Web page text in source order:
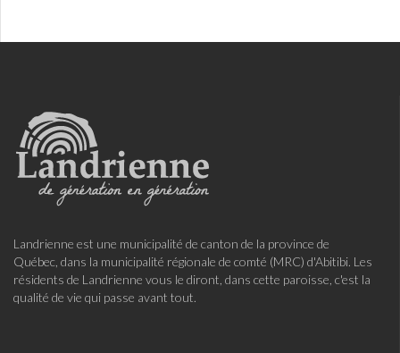
Landrienne est une municipalité de canton de la province de
Québec, dans la municipalité régionale de comté (MRC) d'Abitibi. Les
résidents de Landrienne vous le diront, dans cette paroisse, c'est la
qualité de vie qui passe avant tout.